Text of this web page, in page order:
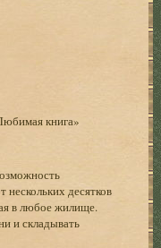
книга»
десятков
в любое жилище.
и складывать